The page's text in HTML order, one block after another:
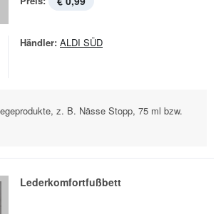
Händler: ALDI SÜD
z. B. Nässe Stopp, 75 ml bzw.
Lederkomfortfußbett